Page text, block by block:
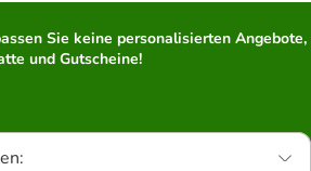
Sie keine personalisierten Angebote,
und Gutscheine!